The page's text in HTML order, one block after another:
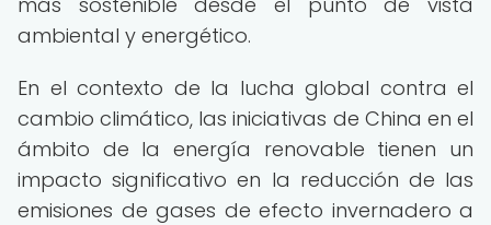
ambiental y energético.
En el contexto de la lucha global contra el
cambio climático, las iniciativas de China en el
ámbito de la energía renovable tienen un
impacto significativo en la reducción de las
emisiones de gases de efecto invernadero a